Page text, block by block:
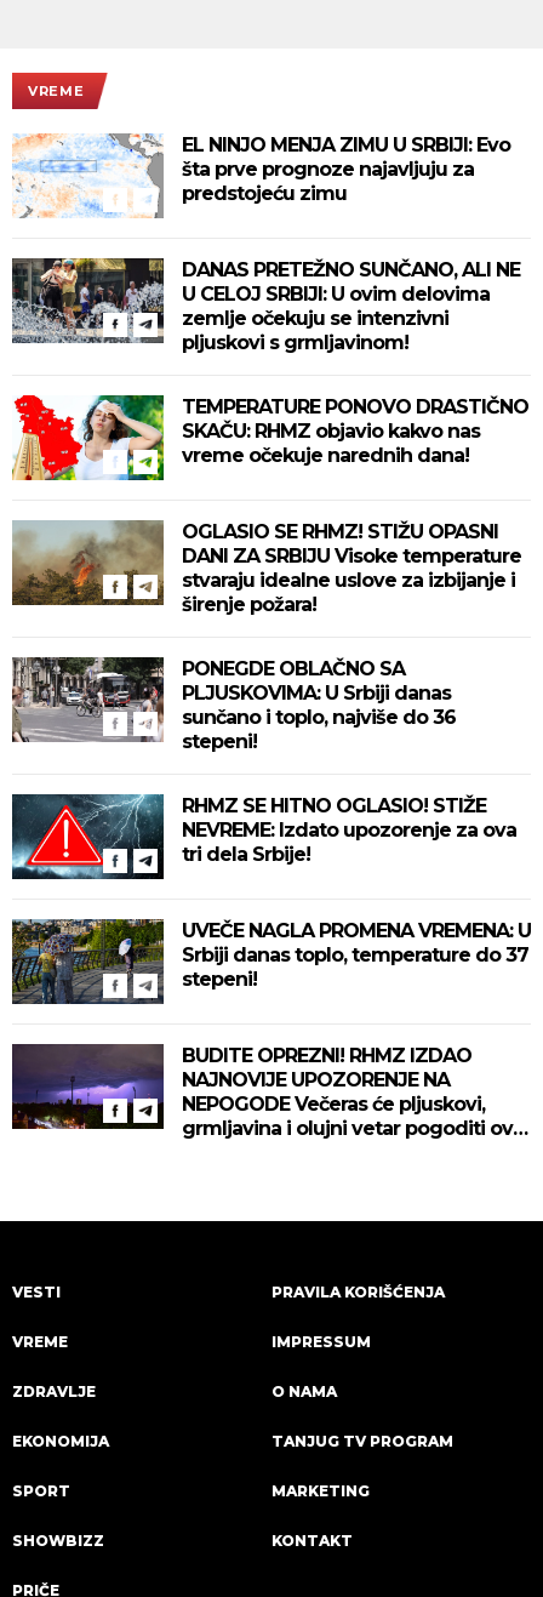
VREME
EL NINJO MENJA ZIMU U SRBIJI: Evo
šta prve prognoze najavljuju za
predstojeću zimu
DANAS PRETEŽNO SUNČANO, ALI NE
U CELOJ SRBIJI: U ovim delovima
zemlje očekuju se intenzivni
pljuskovi s grmljavinom!
TEMPERATURE PONOVO DRASTIČNO
SKAČU: RHMZ objavio kakvo nas
vreme očekuje narednih dana!
OGLASIO SE RHMZ! STIŽU OPASNI
DANI ZA SRBIJU Visoke temperature
stvaraju idealne uslove za izbijanje i
širenje požara!
PONEGDE OBLAČNO SA
PLJUSKOVIMA: U Srbiji danas
sunčano i toplo, najviše do 36
stepeni!
RHMZ SE HITNO OGLASIO! STIŽE
NEVREME: Izdato upozorenje za ova
tri dela Srbije!
UVEČE NAGLA PROMENA VREMENA: U
Srbiji danas toplo, temperature do 37
stepeni!
BUDITE OPREZNI! RHMZ IZDAO
NAJNOVIJE UPOZORENJE NA
NEPOGODE Večeras će pljuskovi,
grmljavina i olujni vetar pogoditi ove
VESTI
VREME
ZDRAVLJE
EKONOMIJA
SPORT
SHOWBIZZ
PRIČE
PRAVILA KORIŠĆENJA
IMPRESSUM
O NAMA
TANJUG TV PROGRAM
MARKETING
KONTAKT